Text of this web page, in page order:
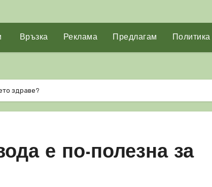
Връзка Реклама Предлагам
здраве?
е по-полезна за